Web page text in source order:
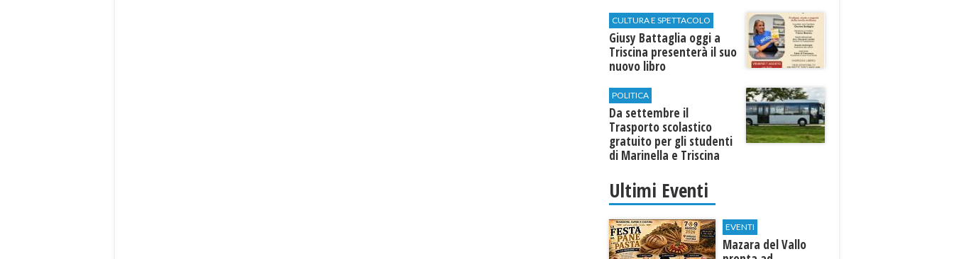
CULTURA E SPETTACOLO
Giusy Battaglia oggi a
Triscina presenterà il suo
nuovo libro
POLITICA
Da settembre il
Trasporto scolastico
gratuito per gli studenti
di Marinella e Triscina
Ultimi Eventi
EVENTI
Mazara del Vallo